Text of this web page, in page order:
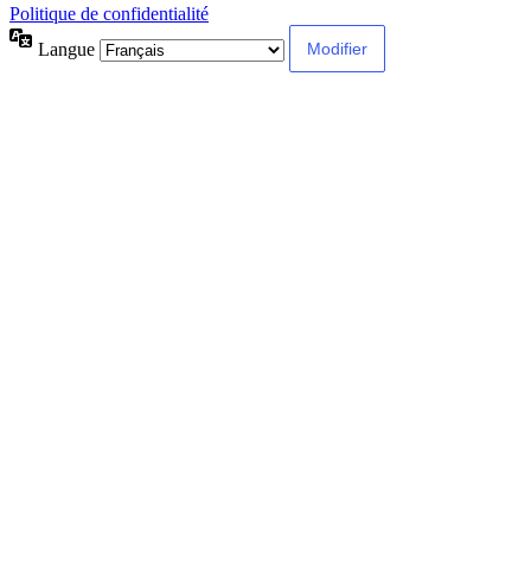
Politique de confidentialité
Langue